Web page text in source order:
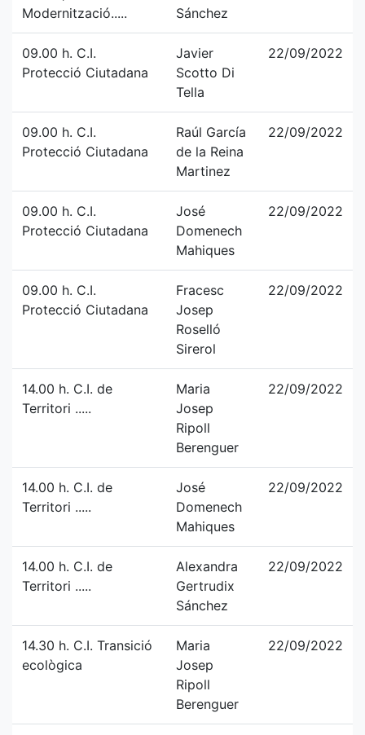
Modernització.....
Sánchez
09.00 h. C.I.
Protecció Ciutadana
Javier
Scotto Di
Tella
22/09/2022
09.00 h. C.I.
Protecció Ciutadana
Raúl García
de la Reina
Martinez
22/09/2022
09.00 h. C.I.
Protecció Ciutadana
José
Domenech
Mahiques
22/09/2022
09.00 h. C.I.
Protecció Ciutadana
Fracesc
Josep
Roselló
Sirerol
22/09/2022
14.00 h. C.I. de
Territori .....
Maria
Josep
Ripoll
Berenguer
22/09/2022
14.00 h. C.I. de
Territori .....
José
Domenech
Mahiques
22/09/2022
14.00 h. C.I. de
Territori .....
Alexandra
Gertrudix
Sánchez
22/09/2022
14.30 h. C.I. Transició
ecològica
Maria
Josep
Ripoll
Berenguer
22/09/2022